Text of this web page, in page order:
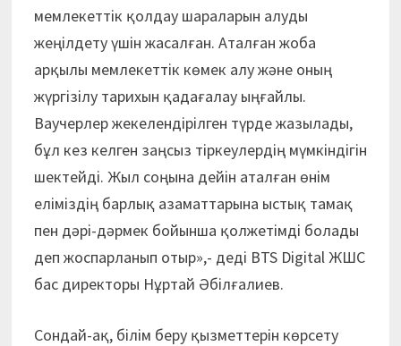
мемлекеттік қолдау шараларын алуды
жеңілдету үшін жасалған. Аталған жоба
арқылы мемлекеттік көмек алу және оның
жүргізілу тарихын қадағалау ыңғайлы.
Ваучерлер жекелендірілген түрде жазылады,
бұл кез келген заңсыз тіркеулердің мүмкіндігін
шектейді. Жыл соңына дейін аталған өнім
еліміздің барлық азаматтарына ыстық тамақ
пен дәрі-дәрмек бойынша қолжетімді болады
деп жоспарланып отыр»,- деді BTS Digital ЖШС
бас директоры Нұртай Әбілғалиев.
Сондай-ақ, білім беру қызметтерін көрсету